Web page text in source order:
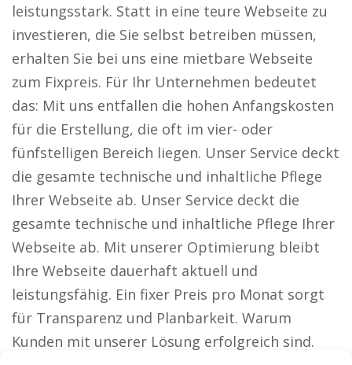
leistungsstark. Statt in eine teure Webseite zu
investieren, die Sie selbst betreiben müssen,
erhalten Sie bei uns eine mietbare Webseite
zum Fixpreis. Für Ihr Unternehmen bedeutet
das: Mit uns entfallen die hohen Anfangskosten
für die Erstellung, die oft im vier- oder
fünfstelligen Bereich liegen. Unser Service deckt
die gesamte technische und inhaltliche Pflege
Ihrer Webseite ab. Unser Service deckt die
gesamte technische und inhaltliche Pflege Ihrer
Webseite ab. Mit unserer Optimierung bleibt
Ihre Webseite dauerhaft aktuell und
leistungsfähig. Ein fixer Preis pro Monat sorgt
für Transparenz und Planbarkeit. Warum
Kunden mit unserer Lösung erfolgreich sind.